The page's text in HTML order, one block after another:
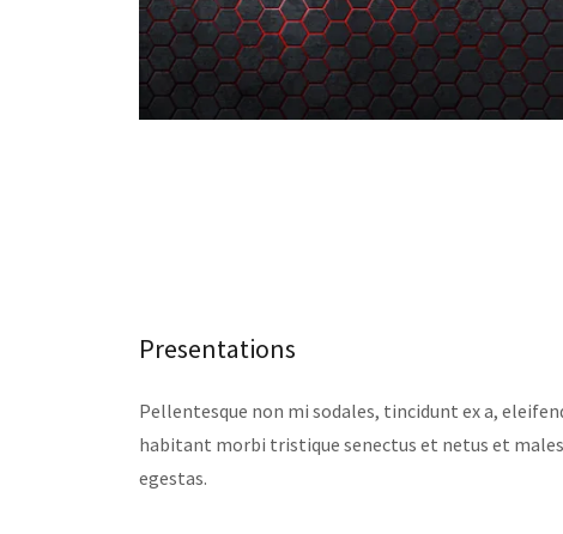
Presentations
Pellentesque non mi sodales, tincidunt ex a,
habitant morbi tristique senectus et netus et
egestas.